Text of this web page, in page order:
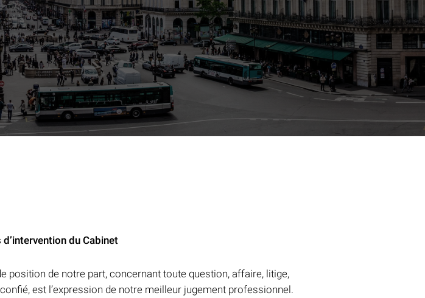
du Cabinet
position de notre part, concernant toute question, affaire, litige,
est l’expression de notre meilleur jugement professionnel.